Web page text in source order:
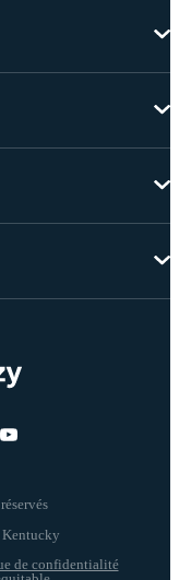
de confidentialité